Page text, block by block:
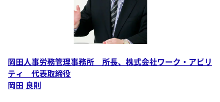
岡田人事労務管理事務所 所長、株式会社ワーク・アビリ
ティ 代表取締役
岡田 良則